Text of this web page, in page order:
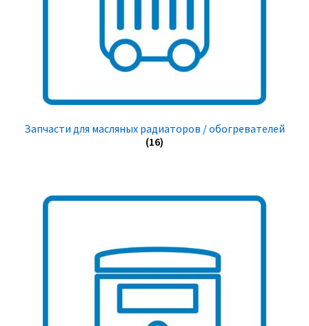
Запчасти для масляных радиаторов / обогревателей
(16)